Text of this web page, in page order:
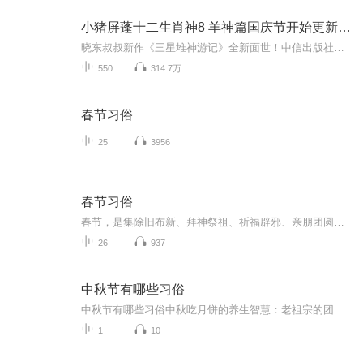
小猪屏蓬十二生肖神8 羊神篇国庆节开始更新啦！
550 314.7万
春节习俗
25 3956
春节习俗
26 937
中秋节有哪些习俗
1 10